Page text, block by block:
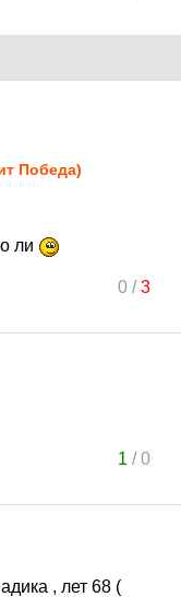
Победа)
ли
0/3
1 /0
, лет 68 (